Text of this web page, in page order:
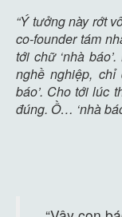
“Ý tưởng này rớt
co-founder tám
tới chữ ‘nhà
nghề nghiệp, chỉ
báo’. Cho tới lúc
đúng. Ồ… ‘nhà